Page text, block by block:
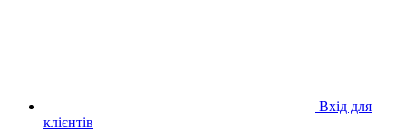
Вхід для
клієнтів